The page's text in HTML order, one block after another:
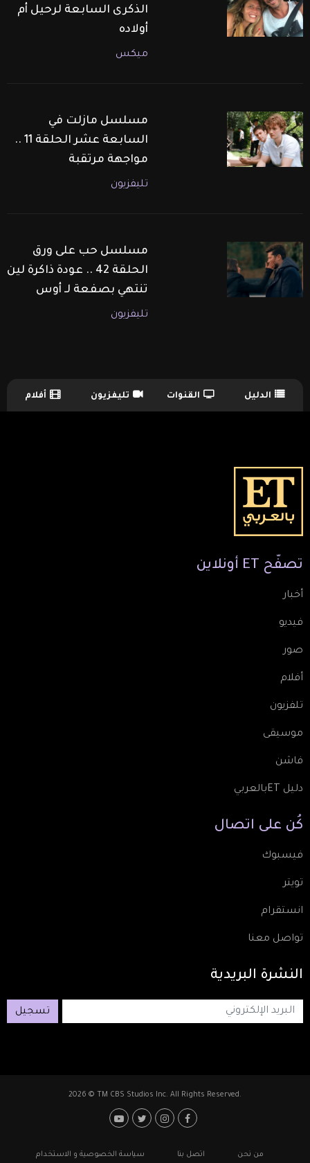
الذكرى السابعة لرحيل أم
أولاده
ميكس
مسلسل مازلت في
السابعة عشر الحلقة 11 ..
مواجهة مرتقبة
تليفزيون
مسلسل حب على ورق
الحلقة 42 .. عودة ذاكرة لين
تنتهي بصفعة لـ أوس
تليفزيون
TV Guide Menu الدليل القنوات تليفزيون أفلام
تصفّح ET أونلاين
أخبار
فيديو
صور
أفلام
تلفزيون
موسيقى
فاشن
دليل ETبالعربي
كُن على اتصال
فيسبوك
تويتر
انستقرام
تواصل معنا
النشرة البريدية
تسجيل
2026 © TM CBS Studios Inc. All Rights Reserved.
Footer: Social Media
Footerمن نحن اتصل بنا سياسة الخصوصية و الاستخدام